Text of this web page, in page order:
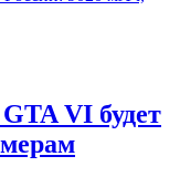
VI будет